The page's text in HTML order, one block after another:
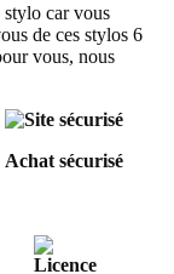
stylo car vous
de ces stylos 6
vous, nous
Achat sécurisé